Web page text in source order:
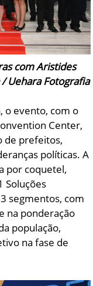
com Aristides
Uehara Fotografia
o evento, com o
Center,
de prefeitos,
políticas. A
por coquetel,
Soluções
segmentos, com
na ponderação
população,
na fase de